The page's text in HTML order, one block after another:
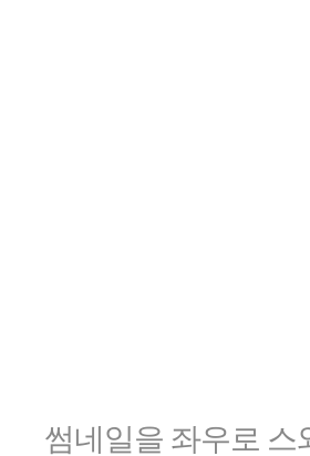
썸네일을 좌우로 스